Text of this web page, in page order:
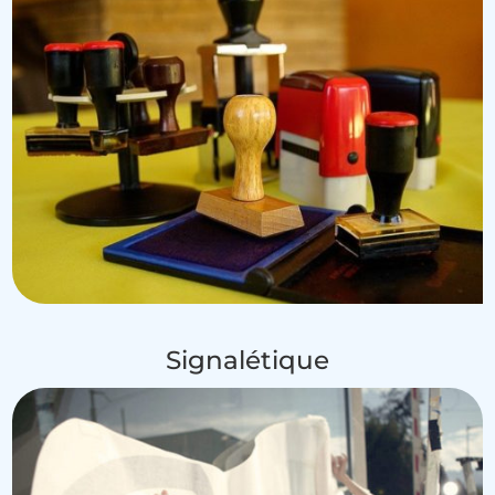
Signalétique